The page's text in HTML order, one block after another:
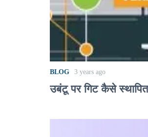
BLOG 3 years ago
उबंटू पर गिट कैसे